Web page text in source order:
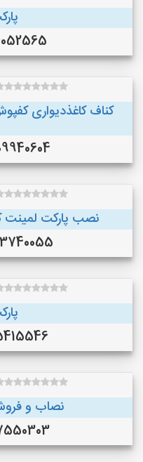
کناف کاغذدیواری
09309940604
نصب پارکت لمینت
نصاب و